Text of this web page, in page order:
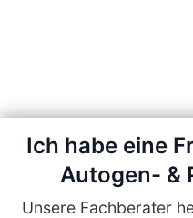
Ich habe eine
Autogen- &
Unsere Fachberater